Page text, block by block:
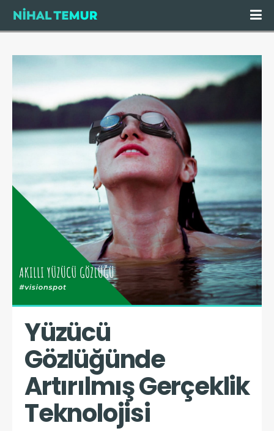
Yüzücü
Gözlüğünde
Artırılmış Gerçeklik
Teknolojisi